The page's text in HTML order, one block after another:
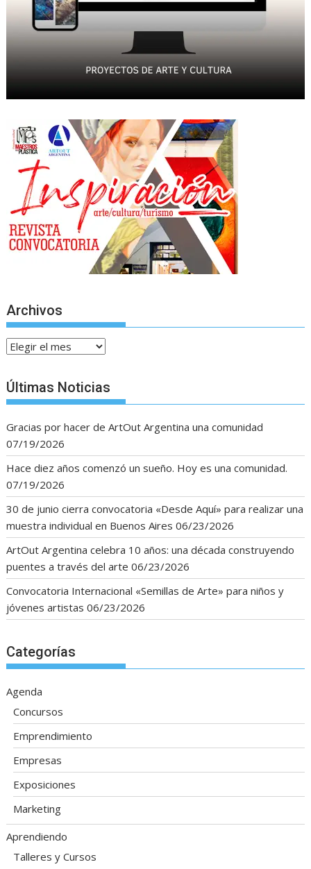
Archivos
Archivos
Últimas Noticias
Gracias por hacer de ArtOut Argentina una comunidad
07/19/2026
Hace diez años comenzó un sueño. Hoy es una comunidad.
07/19/2026
30 de junio cierra convocatoria «Desde Aquí» para realizar una
muestra individual en Buenos Aires 06/23/2026
ArtOut Argentina celebra 10 años: una década construyendo
puentes a través del arte 06/23/2026
Convocatoria Internacional «Semillas de Arte» para niños y
jóvenes artistas 06/23/2026
Categorías
Agenda
Concursos
Emprendimiento
Empresas
Exposiciones
Marketing
Aprendiendo
Talleres y Cursos